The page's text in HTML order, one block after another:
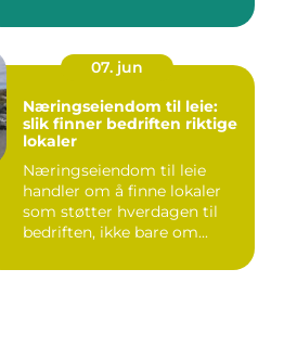
07. jun
Næringseiendom til leie:
slik finner bedriften riktige
lokaler
Næringseiendom til leie
handler om å finne lokaler
som støtter hverdagen til
bedriften, ikke bare om...